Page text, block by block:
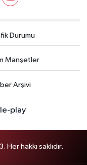
Durumu
Manşetler
Arşivi
hakkı saklıdır.